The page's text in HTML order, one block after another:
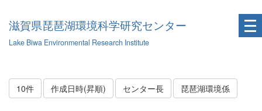
滋賀県琵琶湖環境科学研究センター
Lake Biwa Environmental Research Institute
10件 作成日時(昇順) センター長 琵琶湖環境係